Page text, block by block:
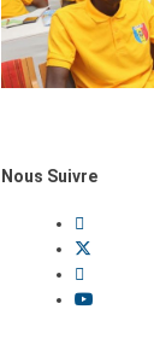
Nous Suivre